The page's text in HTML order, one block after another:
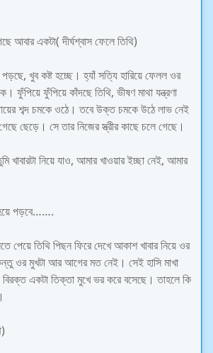
আবার একটা( দীর্ঘশ্বাস ফেলে তিথি)
খুব কষ্ট হচ্ছে। হ্যাঁ সত্যি হারিয়ে ফেলল ওর
ফুঁপিয়ে ফুঁপিয়ে কাঁদছে তিথি, ভীষণ মাথা যন্ত্রণা
শব্দ চমকে ওঠে। তবে উক্ত চমকে উঠে লাভ নেই
ছেড়ে। সে তার নিজের স্ত্রীর কাছে চলে গেছে।
খাবারটা নিয়ে যাও, আমার খাওয়ার ইচ্ছা নেই, আমার
হয়ে পড়বে…….
পেয়ে তিথি পিছন ফিরে দেখে আকাশ খাবার নিয়ে ওর
ওর মুখটা আর আগের মত নেই। সেই হাসি মাখা
বিরক্ত একটা তিক্তা মুখে ভর করে বসেছে। তাহলে কি